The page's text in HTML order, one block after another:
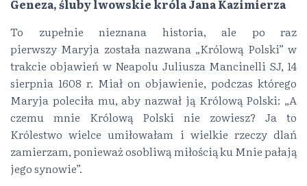
Geneza, śluby lwowskie króla Jana Kazimierza
To zupełnie nieznana historia, ale po raz
pierwszy Maryja została nazwana „Królową Polski” w
trakcie objawień w Neapolu Juliusza Mancinelli SJ, 14
sierpnia 1608 r. Miał on objawienie, podczas którego
Maryja poleciła mu, aby nazwał ją Królową Polski: „A
czemu mnie Królową Polski nie zowiesz? Ja to
Królestwo wielce umiłowałam i wielkie rzeczy dlań
zamierzam, ponieważ osobliwą miłością ku Mnie pałają
jego synowie”.